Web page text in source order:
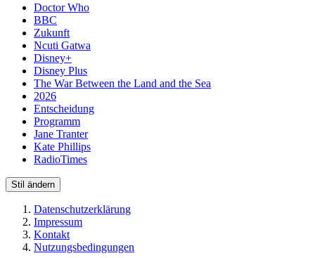
Doctor Who
BBC
Zukunft
Ncuti Gatwa
Disney+
Disney Plus
The War Between the Land and the Sea
2026
Entscheidung
Programm
Jane Tranter
Kate Phillips
RadioTimes
Stil ändern
Datenschutzerklärung
Impressum
Kontakt
Nutzungsbedingungen